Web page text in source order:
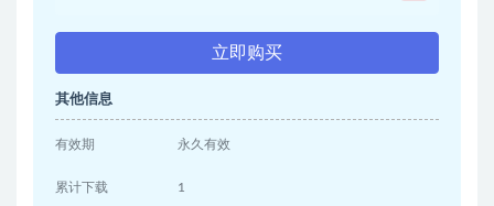
立即购买
其他信息
有效期 永久有效
累计下载 1